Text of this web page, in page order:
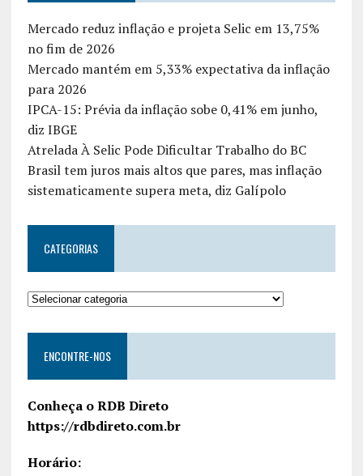
Mercado reduz inflação e projeta Selic em 13,75%
no fim de 2026
Mercado mantém em 5,33% expectativa da inflação
para 2026
IPCA-15: Prévia da inflação sobe 0,41% em junho,
diz IBGE
Atrelada À Selic Pode Dificultar Trabalho do BC
Brasil tem juros mais altos que pares, mas inflação
sistematicamente supera meta, diz Galípolo
CATEGORIAS
ENCONTRE-NOS
Conheça o RDB Direto
https://rdbdireto.com.br
Horário: